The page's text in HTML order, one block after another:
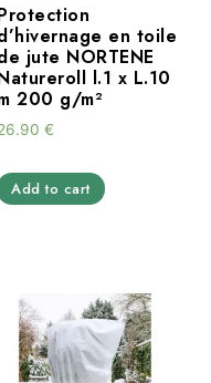
en toile
jute NORTENE
l.1 x L.10
200 g/m²
€
Add to cart